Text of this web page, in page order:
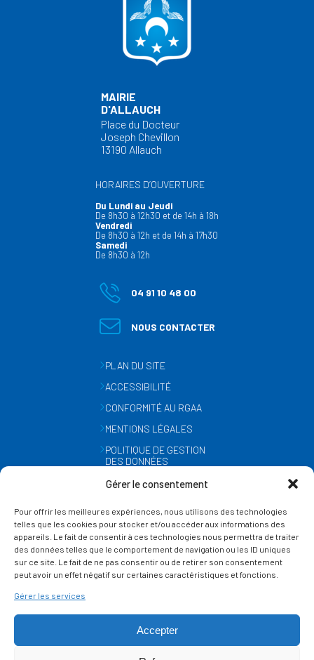
Gérer le consentement
Pour offrir les meilleures expériences, nous utilisons des technologies
telles que les cookies pour stocker et/ou accéder aux informations des
appareils. Le fait de consentir à ces technologies nous permettra de traiter
des données telles que le comportement de navigation ou les ID uniques
sur ce site. Le fait de ne pas consentir ou de retirer son consentement
peut avoir un effet négatif sur certaines caractéristiques et fonctions.
Gérer les services
Accepter
MAIRIE
D'ALLAUCH
Place du Docteur
Joseph Chevillon
13190 Allauch
HORAIRES D’OUVERTURE
Du Lundi au Jeudi
De 8h30 à 12h30 et de 14h à 18h
Vendredi
De 8h30 à 12h et de 14h à 17h30
Samedi
De 8h30 à 12h
04 91 10 48 00
NOUS CONTACTER
PLAN DU SITE
ACCESSIBILITÉ
CONFORMITÉ AU RGAA
MENTIONS LÉGALES
POLITIQUE DE GESTION
DES DONNÉES
GESTION DES COOKIES
SUIVEZ-NOUS
SUR LES RÉSEAUX